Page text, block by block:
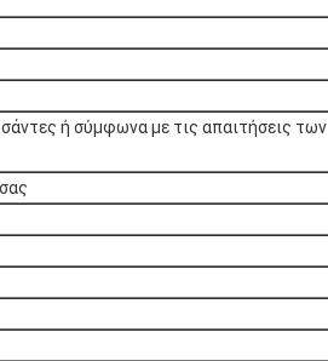
ή σύμφωνα με τις απαιτήσεις των